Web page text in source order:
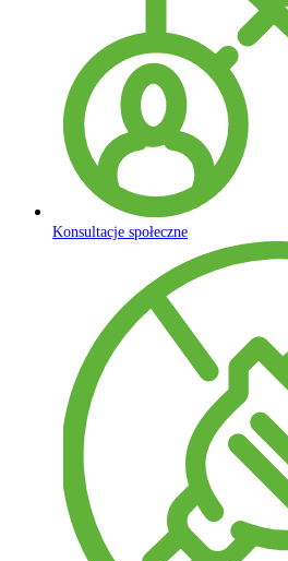
Konsultacje społeczne